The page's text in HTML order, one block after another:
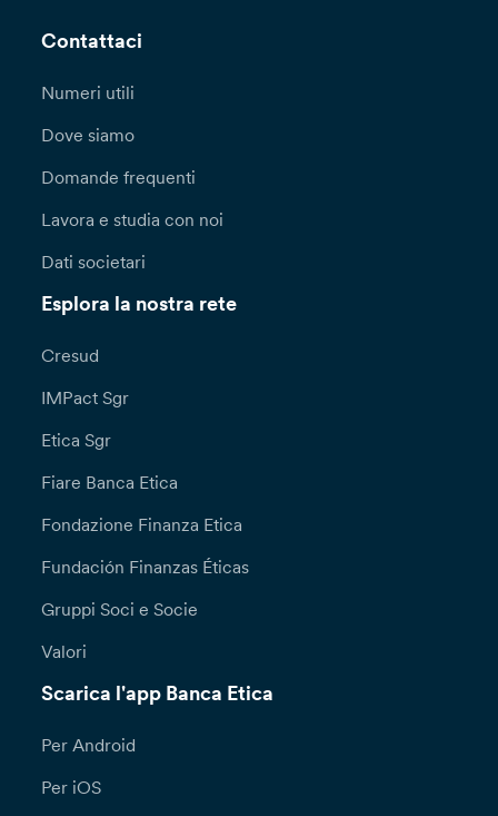
Contattaci
Numeri utili
Dove siamo
Domande frequenti
Lavora e studia con noi
Dati societari
Esplora la nostra rete
Cresud
IMPact Sgr
Etica Sgr
Fiare Banca Etica
Fondazione Finanza Etica
Fundación Finanzas Éticas
Gruppi Soci e Socie
Valori
Scarica l'app Banca Etica
Per Android
Per iOS